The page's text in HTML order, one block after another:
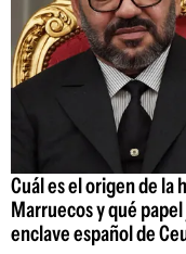
Cuál es el origen de la
Marruecos y qué
enclave español de